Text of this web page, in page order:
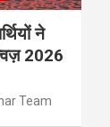
ने
2026
Team